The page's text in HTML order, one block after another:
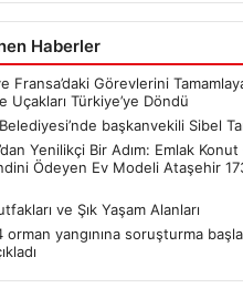
Haberler
Fransa’daki Görevlerini
Uçakları Türkiye’ye Döndü
başkanvekili Sibel
Yenilikçi Bir Adım: Emlak
Ödeyen Ev Modeli Ataşehir
ve Şık Yaşam Alanları
yangınına soruşturma